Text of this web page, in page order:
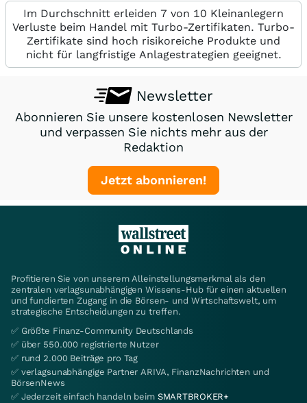
Im Durchschnitt erleiden 7 von 10 Kleinanlegern
Verluste beim Handel mit Turbo-Zertifikaten. Turbo-
Zertifikate sind hoch risikoreiche Produkte und
nicht für langfristige Anlagestrategien geeignet.
Newsletter
Abonnieren Sie unsere kostenlosen Newsletter
und verpassen Sie nichts mehr aus der
Redaktion
Jetzt abonnieren!
Profitieren Sie von unserem Alleinstellungsmerkmal als den
zentralen verlagsunabhängigen Wissens-Hub für einen aktuellen
und fundierten Zugang in die Börsen- und Wirtschaftswelt, um
strategische Entscheidungen zu treffen.
✅ Größte Finanz-Community Deutschlands
✅ über 550.000 registrierte Nutzer
✅ rund 2.000 Beiträge pro Tag
✅ verlagsunabhängige Partner ARIVA, FinanzNachrichten und
BörsenNews
✅ Jederzeit einfach handeln beim SMARTBROKER+